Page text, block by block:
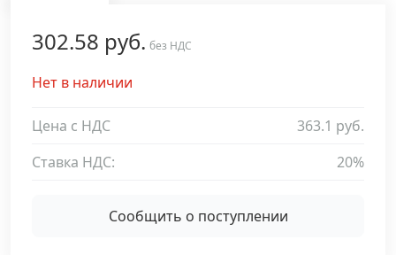
Кабельный крепеж ›
Строительный инструмент и инвентарь ›
302.58 руб. без НДС
Нет в наличии
Цена с НДС
363.1 руб.
Ставка НДС:
20%
Сообщить о поступлении